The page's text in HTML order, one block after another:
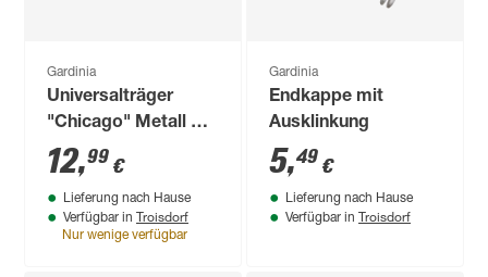
Gardinia
Universalträger
"Chicago" Metall Ø
20 mm
12,99 €
Lieferung nach Hause
Verfügbar in Troisdorf
Nur wenige verfügbar
Gardinia
Endkappe mit
Ausklinkung
5,49 €
Lieferung nach Hause
Verfügbar in Troisdorf